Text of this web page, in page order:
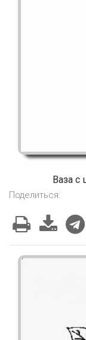
Ваза с
Поделиться: